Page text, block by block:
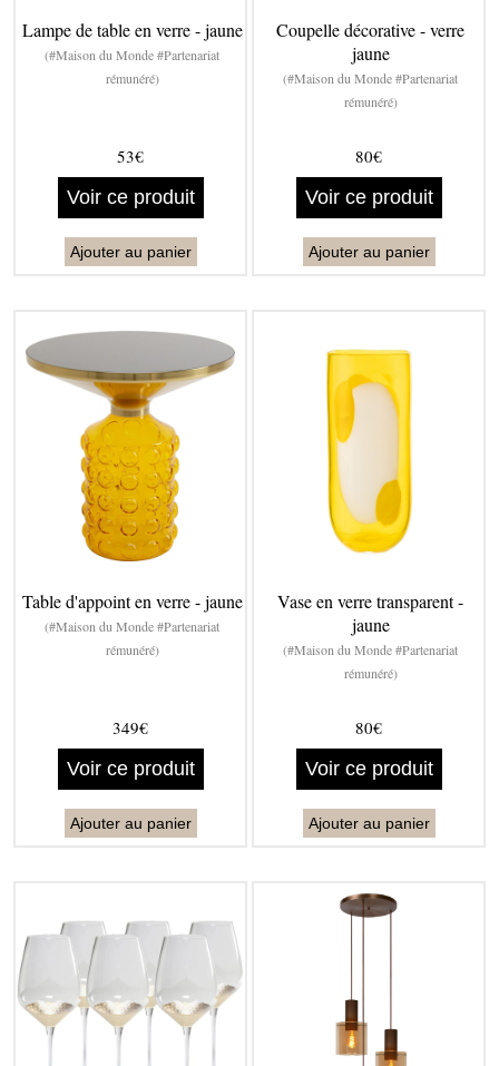
Lampe de table en verre - jaune
(#Maison du Monde #Partenariat
rémunéré)
53€
Voir ce produit
Ajouter au panier
Coupelle décorative - verre
jaune
(#Maison du Monde #Partenariat
rémunéré)
80€
Voir ce produit
Ajouter au panier
Table d'appoint en verre - jaune
(#Maison du Monde #Partenariat
rémunéré)
349€
Voir ce produit
Ajouter au panier
Vase en verre transparent -
jaune
(#Maison du Monde #Partenariat
rémunéré)
80€
Voir ce produit
Ajouter au panier